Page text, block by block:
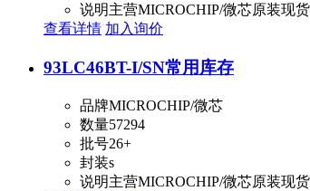
说明主营MICROCHIP/微芯原装现
查看详情 加入询价
93LC46BT-I/SN常用库存
品牌MICROCHIP/微芯
数量57294
批号26+
封装s
说明主营MICROCHIP/微芯原装现